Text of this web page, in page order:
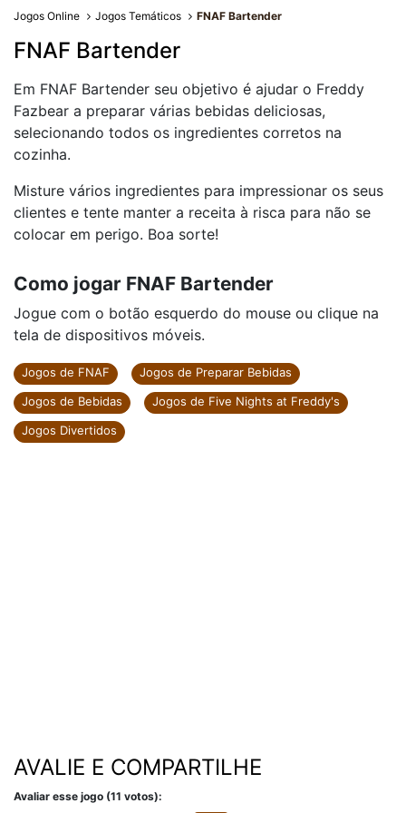
Jogos Online Jogos Temáticos FNAF Bartender
FNAF Bartender
Em FNAF Bartender seu objetivo é ajudar o Freddy
Fazbear a preparar várias bebidas deliciosas,
selecionando todos os ingredientes corretos na
cozinha.
Misture vários ingredientes para impressionar os seus
clientes e tente manter a receita à risca para não se
colocar em perigo. Boa sorte!
Como jogar FNAF Bartender
Jogue com o botão esquerdo do mouse ou clique na
tela de dispositivos móveis.
Jogos de FNAF
Jogos de Preparar Bebidas
Jogos de Bebidas
Jogos de Five Nights at Freddy's
Jogos Divertidos
AVALIE E COMPARTILHE
Avaliar esse jogo (11 votos):